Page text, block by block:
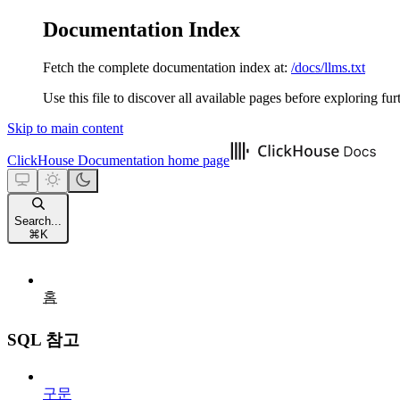
Documentation Index
Fetch the complete documentation index at: /docs/llms.txt
Use this file to discover all available pages before exploring
Skip to main content
ClickHouse Documentation home page
Search...
⌘ K
홈
SQL 참고
구문